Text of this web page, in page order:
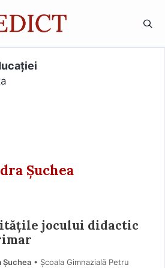
Șuchea
jocului didactic
Șuchea• Școala Gimnazială Petru